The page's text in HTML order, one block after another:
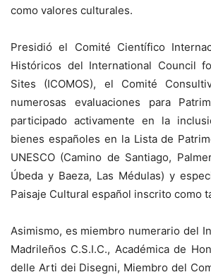
como valores culturales.
Presidió el Comité Científico
Históricos del International Council
Sites (ICOMOS), el Comité
numerosas evaluaciones para
participado activamente en la
bienes españoles en la Lista de
UNESCO (Camino de Santiago,
Úbeda y Baeza, Las Médulas) y
Paisaje Cultural español inscrito como
Asimismo, es miembro numerario del
Madrileños C.S.I.C., Académica de
delle Arti dei Disegni, Miembro del